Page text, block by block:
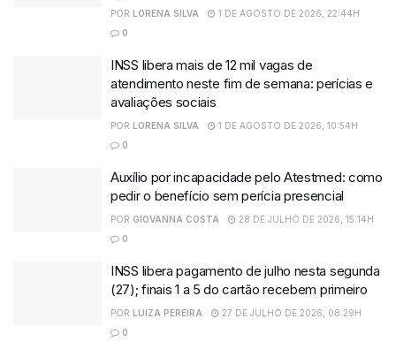
POR LORENA SILVA
1 DE AGOSTO DE 2026, 22:44H
0
INSS libera mais de 12 mil vagas de
atendimento neste fim de semana: perícias e
avaliações sociais
POR LORENA SILVA
1 DE AGOSTO DE 2026, 10:54H
0
Auxílio por incapacidade pelo Atestmed: como
pedir o benefício sem perícia presencial
POR GIOVANNA COSTA
28 DE JULHO DE 2026, 15:14H
0
INSS libera pagamento de julho nesta segunda
(27); finais 1 a 5 do cartão recebem primeiro
POR LUIZA PEREIRA
27 DE JULHO DE 2026, 08:29H
0